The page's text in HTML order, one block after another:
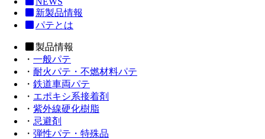
新製品情報
パテとは
製品情報
・ 一般パテ
・ 耐火パテ・不燃材料パテ
・ 鉄道車両パテ
・ エポキシ系接着剤
・ 紫外線硬化樹脂
・ 忌避剤
・ 弾性パテ・特殊品